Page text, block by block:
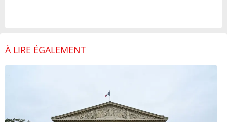
À LIRE ÉGALEMENT